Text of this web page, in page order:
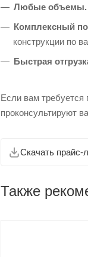
Любые объемы.
Комплексный
конструкции по
Быстрая
Если вам
проконсультируют
Скачать прайс-
Также